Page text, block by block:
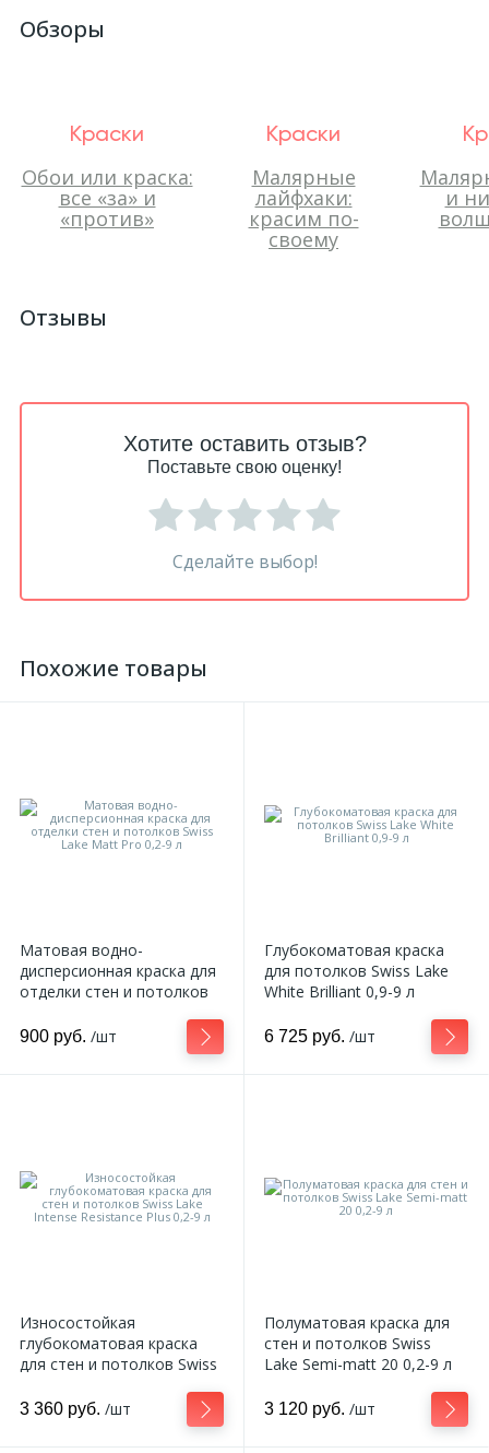
Обзоры
Краски
Обои или краска:
все «за» и
«против»
Краски
Малярные
лайфхаки:
красим по-
своему
и
Отзывы
Хотите оставить отзыв?
Поставьте свою оценку!
Сделайте выбор!
Похожие товары
Матовая водно-
дисперсионная краска для
отделки стен и потолков
900 руб. /шт
Глубокоматовая краска
для потолков Swiss Lake
White Brilliant 0,9-9 л
6 725 руб. /шт
Износостойкая
глубокоматовая краска
для стен и потолков Swiss
Plus 0,2-9 л
3 360 руб. /шт
Полуматовая краска для
стен и потолков Swiss
Lake Semi-matt 20 0,2-9 л
3 120 руб. /шт